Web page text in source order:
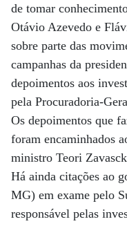
de tomar
Otávio Azevedo e
sobre parte das
campanhas da
depoimentos aos
pela Procuradoria-
Os depoimentos que
foram encaminhados
ministro Teori
Há ainda citações ao
MG) em exame pelo
responsável pelas